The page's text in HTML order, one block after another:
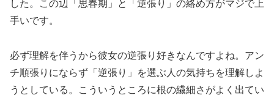
した。この辺「思春期」と「逆張り」の絡め方がマジで上
手いです。
必ず理解を伴うから彼女の逆張り好きなんですよね。アン
チ順張りにならず「逆張り」を選ぶ人の気持ちを理解しよ
うとしている。こういうところに根の繊細さがよく出てい